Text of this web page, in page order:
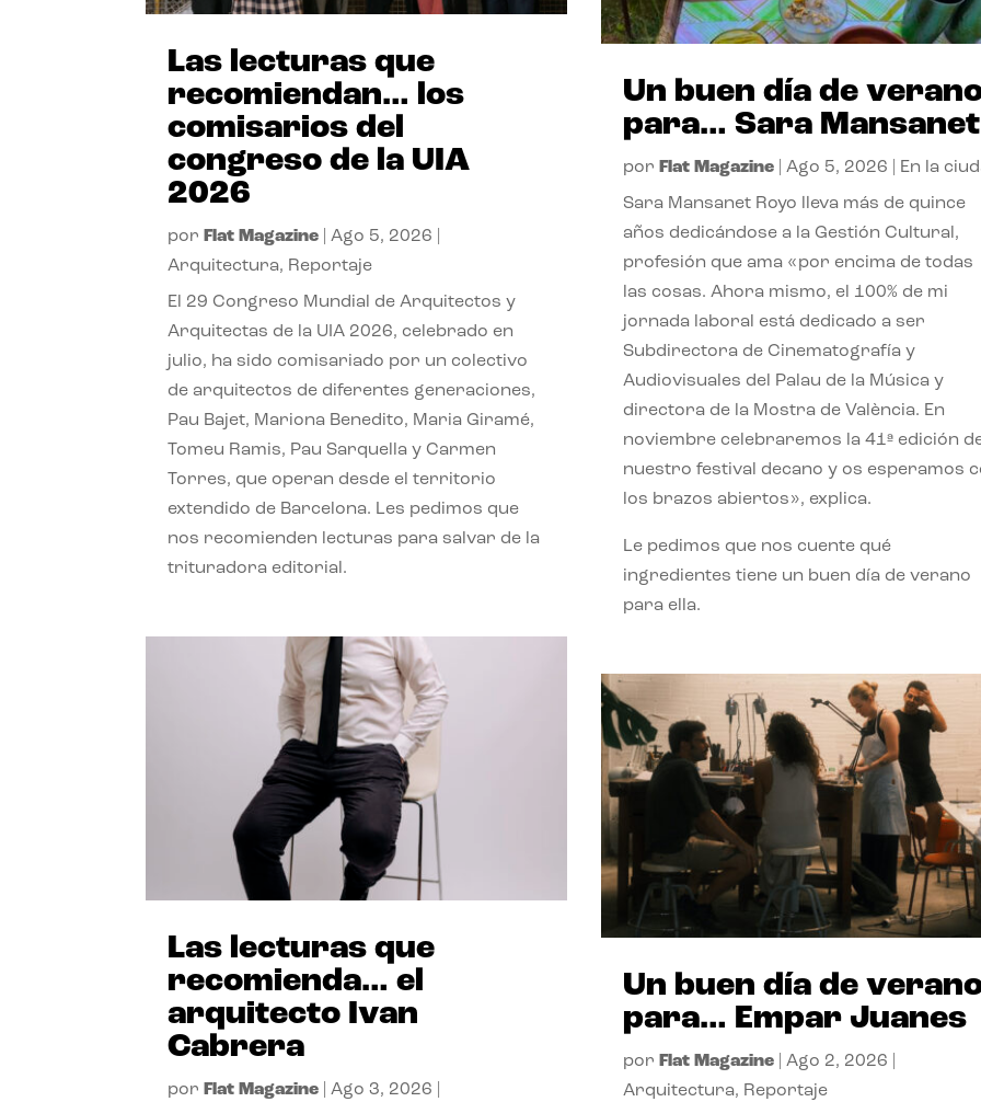
Las lecturas que
recomiendan… los
comisarios del
congreso de la UIA
2026
por Flat Magazine |Ago 5, 2026
Arquitectura, Reportaje
El 29 Congreso Mundial de Arquitectos y
Arquitectas de la UIA 2026, celebrado en
julio, ha sido comisariado por un colectivo
de arquitectos de diferentes generaciones,
Pau Bajet, Mariona Benedito, Maria Giramé,
Tomeu Ramis, Pau Sarquella y Carmen
Torres, que operan desde el territorio
extendido de Barcelona. Les pedimos que
nos recomienden lecturas para salvar de la
trituradora editorial.
Las lecturas que
recomienda… el
arquitecto Ivan
Cabrera
por Flat Magazine |Ago 3, 2026
Un buen día de
para… Sara Mansanet
por Flat Magazine| Ago 5, 2026 En la
Sara Mansanet Royo lleva más de quince
años dedicándose a la Gestión Cultural,
profesión que ama «por encima de todas
las cosas. Ahora mismo, el 100% de mi
jornada laboral está dedicado a ser
Subdirectora de Cinematografía y
Audiovisuales del Palau de la Música y
directora de la Mostra de València. En
noviembre celebraremos la 41ª edición
nuestro festival decano y os esperamos
los brazos abiertos», explica.
Le pedimos que nos cuente qué
ingredientes tiene un buen día de verano
para ella.
Un buen día de
para… Empar Juanes
por Flat Magazine| Ago 2, 2026
Arquitectura, Reportaje